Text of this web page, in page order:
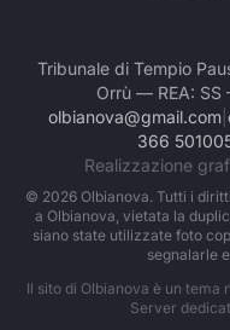
Tribunale di Tempio
Orrù — REA:
olbianova@gmail.com
366
Realizzazione
© 2026Olbianova. Tutti i
a Olbianova, vietata la
siano state utilizzate foto
segnalarle
Il sito di Olbianova è un
Server